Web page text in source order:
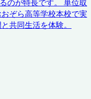
のが特長です。 単位取
ぞら高等学校本校で実
共同生活を体験。